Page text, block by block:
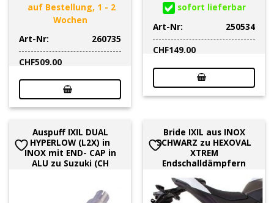
auf Bestellung, 1 - 2
Wochen
Art-Nr:
260735
CHF509.00
sofort lieferbar
Art-Nr:
250534
CHF149.00
Auspuff IXIL DUAL
HYPERLOW (L2X) in
INOX mit END- CAP in
ALU zu Suzuki (CH
Bride IXIL aus INOX
SCHWARZ zu HEXOVAL
XTREM
Endschalldämpfern